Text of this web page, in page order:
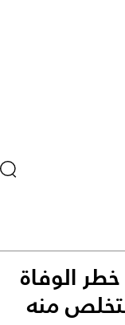
الوفاة
منه